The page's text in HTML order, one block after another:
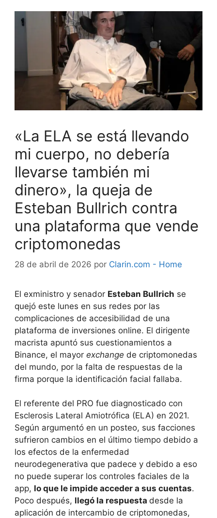
«La ELA se está llevando
mi cuerpo, no debería
llevarse también mi
dinero», la queja de
Esteban Bullrich contra
una plataforma que vende
criptomonedas
28 de abril de 2026 por Clarin.com - Home
El exministro y senador Esteban Bullrich se
quejó este lunes en sus redes por las
complicaciones de accesibilidad de una
plataforma de inversiones online. El dirigente
macrista apuntó sus cuestionamientos a
Binance, el mayor exchange de criptomonedas
del mundo, por la falta de respuestas de la
firma porque la identificación facial fallaba.
El referente del PRO fue diagnosticado con
Esclerosis Lateral Amiotrófica (ELA) en 2021.
Según argumentó en un posteo, sus facciones
sufrieron cambios en el último tiempo debido a
los efectos de la enfermedad
neurodegenerativa que padece y debido a eso
no puede superar los controles faciales de la
app, lo que le impide acceder a sus cuentas.
Poco después, llegó la respuesta desde la
aplicación de intercambio de criptomonedas,